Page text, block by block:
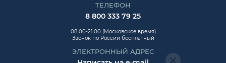
ТЕЛЕФОН
8 800 333 79 25
08:00-21:00 (Московское время)
Звонок по России бесплатный
ЭЛЕКТРОННЫЙ АДРЕС